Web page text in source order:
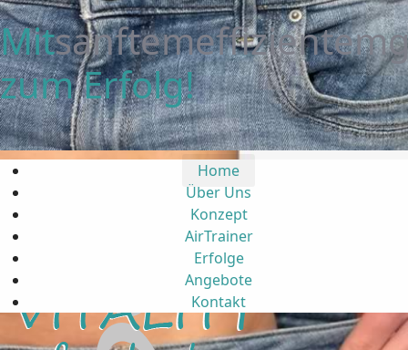
Mitsanftemeffizientem
zum Erfolg!
Home
Über Uns
Konzept
AirTrainer
Erfolge
Angebote
Kontakt